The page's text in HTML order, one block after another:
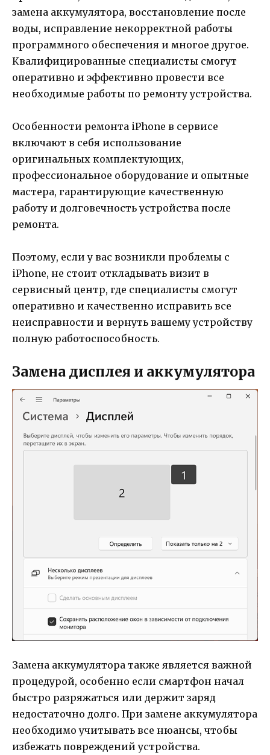
замена аккумулятора, восстановление после
воды, исправление некорректной работы
программного обеспечения и многое другое.
Квалифицированные специалисты смогут
оперативно и эффективно провести все
необходимые работы по ремонту устройства.
Особенности ремонта iPhone в сервисе
включают в себя использование
оригинальных комплектующих,
профессиональное оборудование и опытные
мастера, гарантирующие качественную
работу и долговечность устройства после
ремонта.
Поэтому, если у вас возникли проблемы с
iPhone, не стоит откладывать визит в
сервисный центр, где специалисты смогут
оперативно и качественно исправить все
неисправности и вернуть вашему устройству
полную работоспособность.
Замена дисплея и аккумулятора
Замена аккумулятора также является важной
процедурой, особенно если смартфон начал
быстро разряжаться или держит заряд
недостаточно долго. При замене аккумулятора
необходимо учитывать все нюансы, чтобы
избежать повреждений устройства.